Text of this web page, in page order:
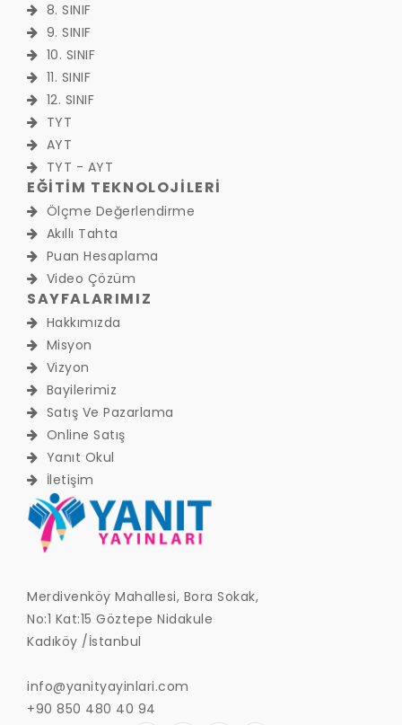
8. SINIF
9. SINIF
10. SINIF
11. SINIF
12. SINIF
TYT
AYT
TYT - AYT
EĞİTİM TEKNOLOJİLERİ
Ölçme Değerlendirme
Akıllı Tahta
Puan Hesaplama
Video Çözüm
SAYFALARIMIZ
Hakkımızda
Misyon
Vizyon
Bayilerimiz
Satış Ve Pazarlama
Online Satış
Yanıt Okul
İletişim
Merdivenköy Mahallesi, Bora Sokak,
No:1 Kat:15 Göztepe Nidakule
Kadıköy /İstanbul
info@yanityayinlari.com
+90 850 480 40 94